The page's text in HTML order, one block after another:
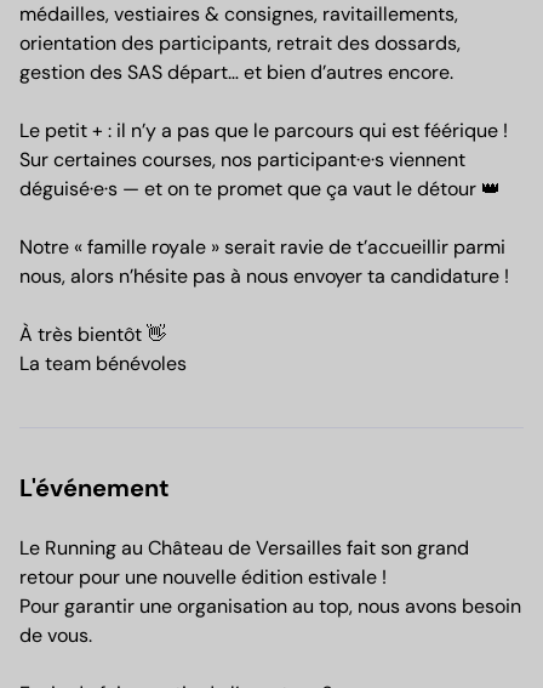
médailles, vestiaires & consignes, ravitaillements,
orientation des participants, retrait des dossards,
gestion des SAS départ… et bien d’autres encore.
Le petit + : il n’y a pas que le parcours qui est féérique !
Sur certaines courses, nos participant·e·s viennent
déguisé·e·s — et on te promet que ça vaut le détour 👑
Notre « famille royale » serait ravie de t’accueillir parmi
nous, alors n’hésite pas à nous envoyer ta candidature !
À très bientôt 👋
La team bénévoles
L'événement
Le Running au Château de Versailles fait son grand
retour pour une nouvelle édition estivale !
Pour garantir une organisation au top, nous avons besoin
de vous.